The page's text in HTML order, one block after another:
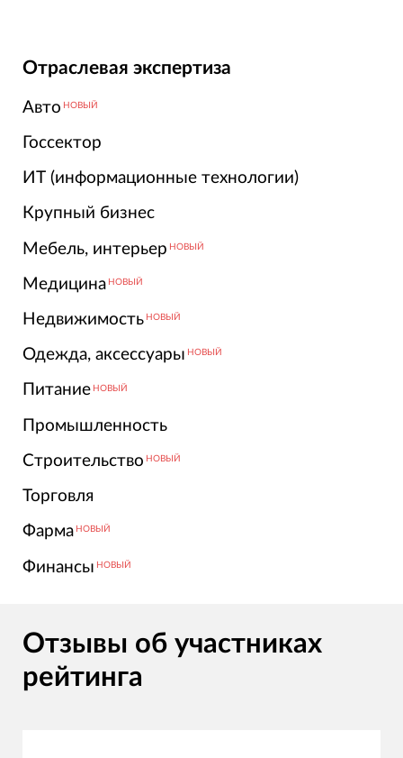
Отраслевая экспертиза
Авто НОВЫЙ
Госсектор
ИТ (информационные технологии)
Крупный бизнес
Мебель, интерьер НОВЫЙ
Медицина НОВЫЙ
Недвижимость НОВЫЙ
Одежда, аксессуары НОВЫЙ
Питание НОВЫЙ
Промышленность
Строительство НОВЫЙ
Торговля
Фарма НОВЫЙ
Финансы НОВЫЙ
Отзывы об участниках
рейтинга